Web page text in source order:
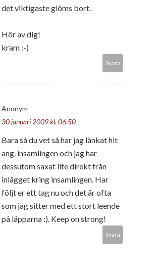
det viktigaste glöms bort.
Hör av dig!
kram :-)
Svara
Anonym
30 januari 2009 kl. 06:50
Bara så du vet så har jag länkat hit
ang. insamlingen och jag har
dessutom saxat lite direkt från
inlägget kring insamlingen. Har
följt er ett tag nu och det är ofta
som jag sitter med ett stort leende
på läpparna :). Keep on strong!
Svara